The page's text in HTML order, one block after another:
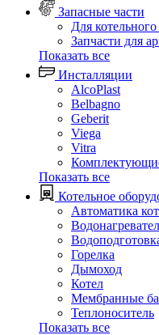
Запасные части
Для
Запчасти для
Показать все
Инсталляции
AlcoPlast
Belbagno
Geberit
Viega
Vitra
Показать все
Котельное
Автоматика
Горелка
Дымоход
Котел
Мембранные
Теплоноситель
Показать все